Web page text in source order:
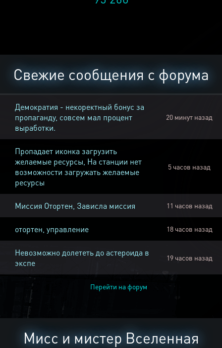
Свежие сообщения с форума
Демократия - некоректный бонус за
пропаганду, совсем мал процент
выработки.
20 минут назад
Пропадает иконка загрузить
желаемые ресурсы, На станции нет
возможности загружать желаемые
ресурсы
5 часов назад
Миссия Отортен, Зависла миссия 11 часов назад
отортен, управление 18 часов назад
Невозможно долететь до астероида в
экспе
19 часов назад
Перейти на форум
Мисс и мистер Вселенная